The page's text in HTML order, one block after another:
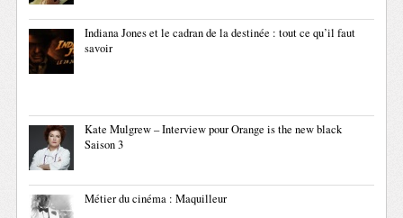
Indiana Jones et le cadran de la destinée : tout ce qu’il faut
savoir
Kate Mulgrew – Interview pour Orange is the new black
Saison 3
Métier du cinéma : Maquilleur